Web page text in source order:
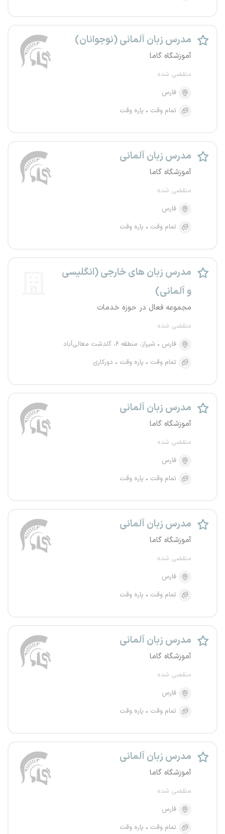
مدرس زبان آلمانی (نوجوانان)
آموزشگاه گاما
منقضی شده
فارس
تمام وقت
پاره وقت
مدرس زبان آلمانی
آموزشگاه گاما
منقضی شده
فارس
تمام وقت
پاره وقت
مدرس زبان های خارجی (انگلیسی
و آلمانی)
مجموعه فعال در حوزه خدمات
منقضی شده
فارس
شیراز، منطقه ۶، گلدشت معالی‌آباد
تمام وقت
پاره وقت دورکاری
مدرس زبان آلمانی
آموزشگاه گاما
منقضی شده
فارس
تمام وقت
پاره وقت
مدرس زبان آلمانی
آموزشگاه گاما
منقضی شده
فارس
تمام وقت
پاره وقت
مدرس زبان آلمانی
آموزشگاه گاما
منقضی شده
فارس
تمام وقت
پاره وقت
مدرس زبان آلمانی
آموزشگاه گاما
منقضی شده
فارس
تمام وقت
پاره وقت